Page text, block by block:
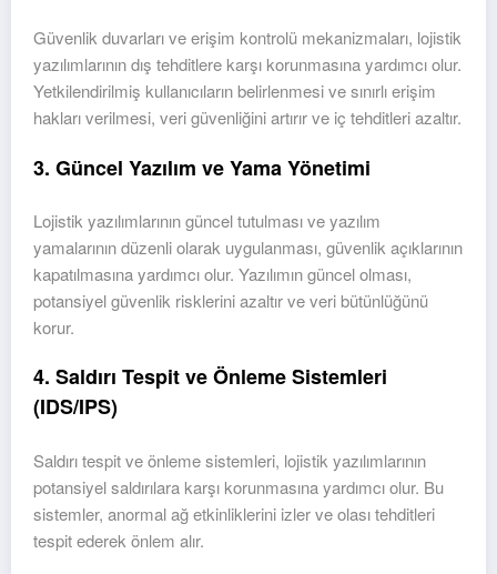
Güvenlik duvarları ve erişim kontrolü mekanizmaları, lojistik
yazılımlarının dış tehditlere karşı korunmasına yardımcı olur.
Yetkilendirilmiş kullanıcıların belirlenmesi ve sınırlı erişim
hakları verilmesi, veri güvenliğini artırır ve iç tehditleri azaltır.
3. Güncel Yazılım ve Yama Yönetimi
Lojistik yazılımlarının güncel tutulması ve yazılım
yamalarının düzenli olarak uygulanması, güvenlik açıklarının
kapatılmasına yardımcı olur. Yazılımın güncel olması,
potansiyel güvenlik risklerini azaltır ve veri bütünlüğünü
korur.
4. Saldırı Tespit ve Önleme Sistemleri
(IDS/IPS)
Saldırı tespit ve önleme sistemleri, lojistik yazılımlarının
potansiyel saldırılara karşı korunmasına yardımcı olur. Bu
sistemler, anormal ağ etkinliklerini izler ve olası tehditleri
tespit ederek önlem alır.